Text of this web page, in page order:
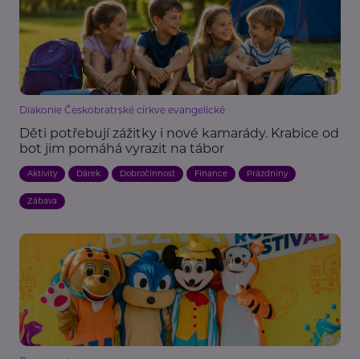
Diakonie Českobratrské církve evangelické
Děti potřebují zážitky i nové kamarády. Krabice od
bot jim pomáhá vyrazit na tábor
Aktivity Dárek Dobročinnost Finance Prázdniny
Zábava